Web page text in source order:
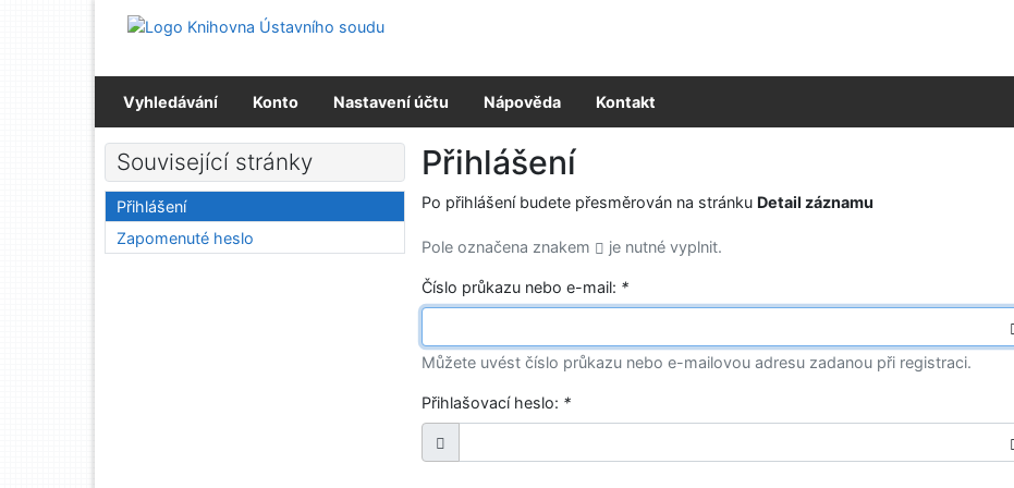
Přejít na menu
Vyhledávání Konto Nastavení účtu Nápověda Kontakt
Přihlášení
Po přihlášení budete přesměrován na stránku Detail záznamu
Pole označena znakem je nutné vyplnit.
Číslo průkazu nebo e-mail: *
Můžete uvést číslo průkazu nebo e-mailovou adresu zadanou při registraci.
Přihlašovací heslo: *
Související stránky
Přihlášení
Zapomenuté heslo